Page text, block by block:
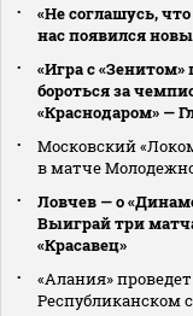
«Не соглашусь,
нас появился
«Игра с «Зенитом»
бороться за
«Краснодаром» —
Московский
в матче
Ловчев — о
Выиграй три
«Красавец»
«Алания»
Республиканском